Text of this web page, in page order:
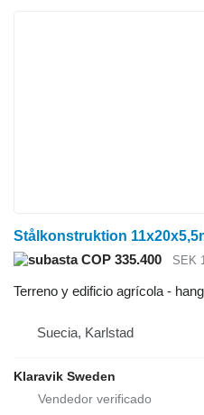
Stålkonstruktion
COP 335.400
SEK
Terreno y edificio agrícola -
Suecia, Karlstad
Klaravik Sweden